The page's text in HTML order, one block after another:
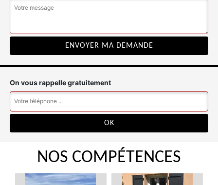
On vous rappelle gratuitement
NOS COMPÉTENCES